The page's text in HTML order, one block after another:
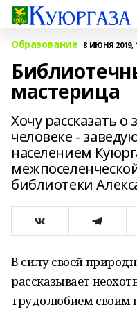
Образование 8 ИЮНЯ 2019,
мастерица
Хочу рассказать
человеке -
населением
библиотеки
В силу своей
рассказывает
трудолюбием своим